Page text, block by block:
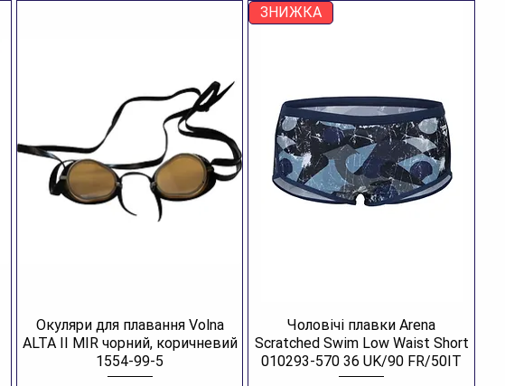
Окуляри для плавання Volna
ALTA II MIR чорний, коричневий
1554-99-5
ЗНИЖКА
Чоловічі плавки Arena
Scratched Swim Low Waist Short
010293-570 36 UK/90 FR/50IT